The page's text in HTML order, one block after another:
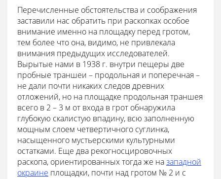
Перечисленные обстоятельства и соображения
заставили нас обратить при раскопках особое
внимание именно на площадку перед гротом,
тем более что она, видимо, не привлекала
внимания предыдущих исследователей.
Вырытые нами в 1938 г. внутри пещеры две
пробные траншеи – продольная и поперечная –
не дали почти никаких следов древних
отложений, но на площадке продольная траншея
всего в 2 – 3 м от входа в грот обнаружила
глубокую скалистую впадину, всю заполненную
мощным слоем четвертичного суглинка,
насыщенного мустьерскими культурными
остатками. Еще два рекогносцировочных
раскопа, ориентированных тогда же назападной
окраине площадки, почти над гротом № 2 и с